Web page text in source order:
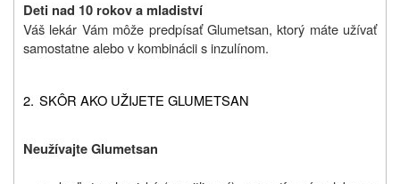
Deti nad 10 rokov a mladiství
Váš lekár Vám môže predpísať Glumetsan, ktorý máte užívať
samostatne alebo v kombinácii s inzulínom.
2. SKÔR AKO UŽIJETE GLUMETSAN
NeužívajteGlumetsan